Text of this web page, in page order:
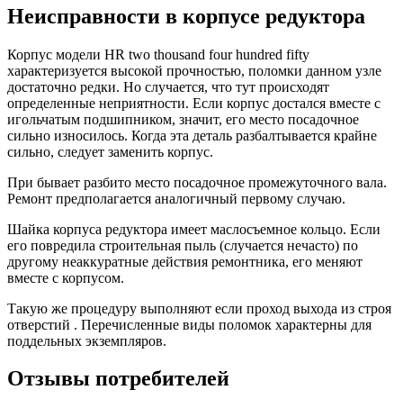
Неисправности в корпусе редуктора
Корпус модели HR two thousand four hundred fifty
характеризуется высокой прочностью, поломки данном узле
достаточно редки. Но случается, что тут происходят
определенные неприятности. Если корпус достался вместе с
игольчатым подшипником, значит, его место посадочное
сильно износилось. Когда эта деталь разбалтывается крайне
сильно, следует заменить корпус.
При бывает разбито место посадочное промежуточного вала.
Ремонт предполагается аналогичный первому случаю.
Шайка корпуса редуктора имеет маслосъемное кольцо. Если
его повредила строительная пыль (случается нечасто) по
другому неаккуратные действия ремонтника, его меняют
вместе с корпусом.
Такую же процедуру выполняют если проход выхода из строя
отверстий . Перечисленные виды поломок характерны для
поддельных экземпляров.
Отзывы потребителей